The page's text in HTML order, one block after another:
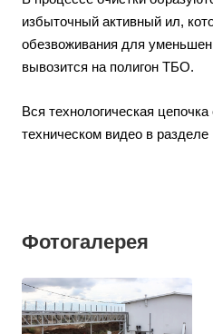
избыточный активный ил,
обезвоживания для
вывозится на полигон ТБО.
Вся технологическая цепочка
техническом видео в
Фотогалерея